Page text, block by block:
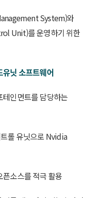
System)와
Unit)를 운영하기 위한
닛 소프트웨어
인먼트를 담당하는
롤 유닛으로 Nvidia
소스를 적극 활용